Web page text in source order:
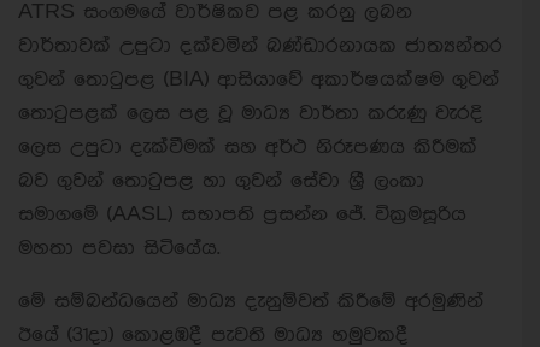
ATRS සංගමයේ වාර්ෂිකව පළ කරනු ලබන
වාර්තාවක් උපුටා දක්වමින් බණ්ඩාරනායක ජාත්‍යන්තර
ගුවන් තොටුපළ (BIA) ආසියාවේ අකාර්ෂයක්ෂම ගුවන්
තොටුපළක් ලෙස පළ වූ මාධ්‍ය වාර්තා කරුණු වැරදි
ලෙස උපුටා දැක්වීමක් සහ අර්ථ නිරූපණය කිරීමක්
බව ගුවන් තොටුපළ හා ගුවන් සේවා ශ්‍රී ලංකා
සමාගමේ (AASL) සභාපති ප්‍රසන්න ජේ. වික්‍රමසූරිය
මහතා පවසා සිටියේය.
මේ සම්බන්ධයෙන් මාධ්‍ය දැනුම්වත් කිරීමේ අරමුණින්
ඊයේ (31දා) කොළඹදී පැවති මාධ්‍ය හමුවකදී